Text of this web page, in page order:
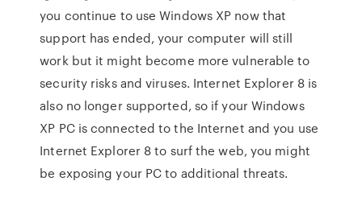
you continue to use Windows XP now that
support has ended, your computer will still
work but it might become more vulnerable to
security risks and viruses. Internet Explorer 8 is
also no longer supported, so if your Windows
XP PC is connected to the Internet and you use
Internet Explorer 8 to surf the web, you might
be exposing your PC to additional threats.